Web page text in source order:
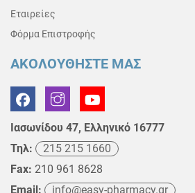
Εταιρείες
Φόρμα Επιστροφής
ΑΚΟΛΟΥΘΗΣΤΕ ΜΑΣ
Ιασωνίδου 47, Ελληνικό 16777
Τηλ:
215 215 1660
Fax: 210 961 8628
Email:
info@easy-pharmacy.gr